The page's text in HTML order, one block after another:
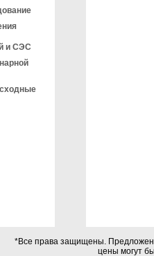
и СЭС
*Все права защищены.
цены могут